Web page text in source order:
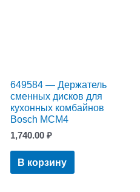
649584 — Держатель
сменных дисков для
кухонных комбайнов
Bosch MCM4
1,740.00 ₽
В корзину